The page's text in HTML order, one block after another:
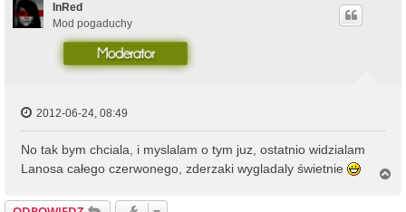
InRed
Mod pogaduchy
2012-06-24, 08:49
No tak bym chciala, i myslalam o tym juz, ostatnio widzialam
Lanosa całego czerwonego, zderzaki wygladaly świetnie